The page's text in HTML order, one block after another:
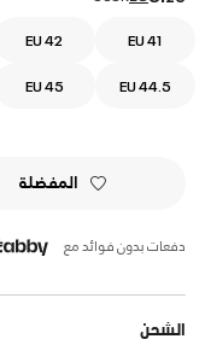
EU 41
EU 42
EU 44.5
EU 45
المفضلة
دفعات بدون فوائد مع
الشحن